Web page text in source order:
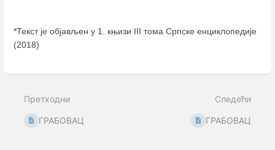
*Текст је објављен у 1. књизи III тома Српске енциклопедије
(2018)
mode
Претходни
ГРАБОВАЦ
Следећи
ГРАБОВАЦ